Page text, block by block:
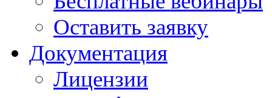
Оставить заявку
Документация
Лицензии